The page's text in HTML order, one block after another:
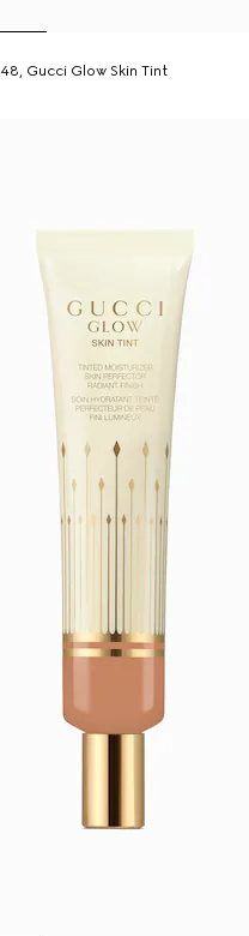
48, Gucci Glow Skin Tint